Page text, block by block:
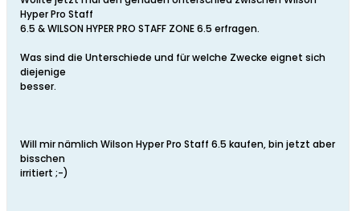
Hyper Pro Staff
6.5 & WILSON HYPER PRO STAFF ZONE 6.5 erfragen.
Was sind die Unterschiede und für welche Zwecke eignet sich
diejenige
besser.
Will mir nämlich Wilson Hyper Pro Staff 6.5 kaufen, bin jetzt aber
bisschen
irritiert ;-)